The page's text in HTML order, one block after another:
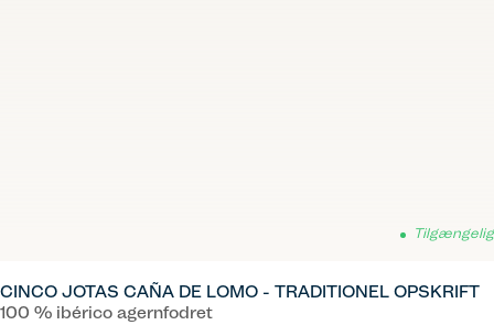
CINCO JOTAS CAÑA DE LOMO - TRADITIONEL OPSKRIFT
100 % ibérico agernfodret
Tilgængelig